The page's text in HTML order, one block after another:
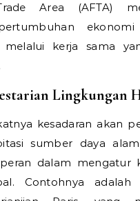
Area (AFTA)
ekonomi
melalui kerja sama
Lingkungan
kesadaran akan
sumber daya
dalam mengatur
Contohnya adalah